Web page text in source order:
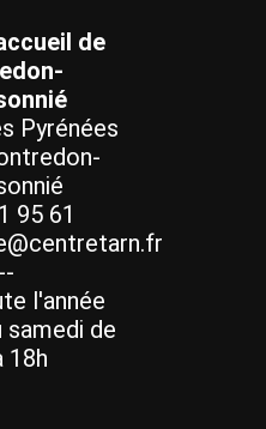
de
Pyrénées
95 61
l'année
samedi de
18h